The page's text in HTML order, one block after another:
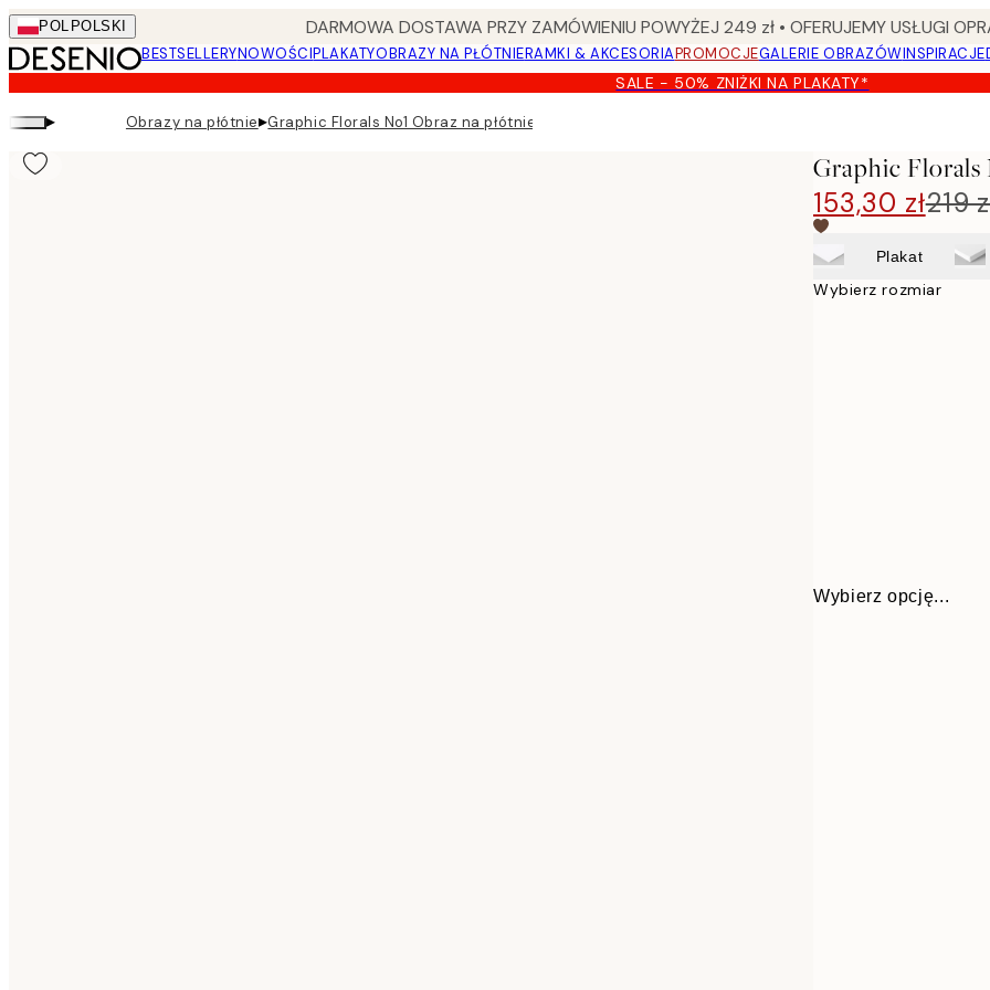
Skip
to
main
content.
POL POLSKI DARMOWA DOSTAWA PRZY ZAMÓWIENIU POWYŻEJ 249 zł • OFERUJEMY USŁUGI
BESTSELLERYNOWOŚCIPLAKATYOBRAZY NA PŁÓTNIERAMKI & AKCESORIAPROMOCJEGALERIE OBRAZÓWINSPIRACJE
SALE - 50% ZNIŻKI NA PLAKATY*
▸ Obrazy na płótnie▸Graphic Florals No1 Obraz na płótnie
Graphic Florals
153,30 zł219
Plakat
Wybierz rozmiar
Wybierz opcję...